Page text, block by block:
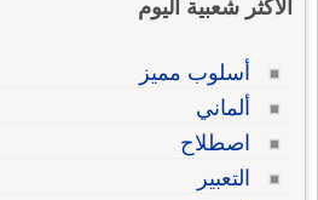
الاكثر شعبية اليوم
أسلوب مميز
ألماني
اصطلاح
التعبير